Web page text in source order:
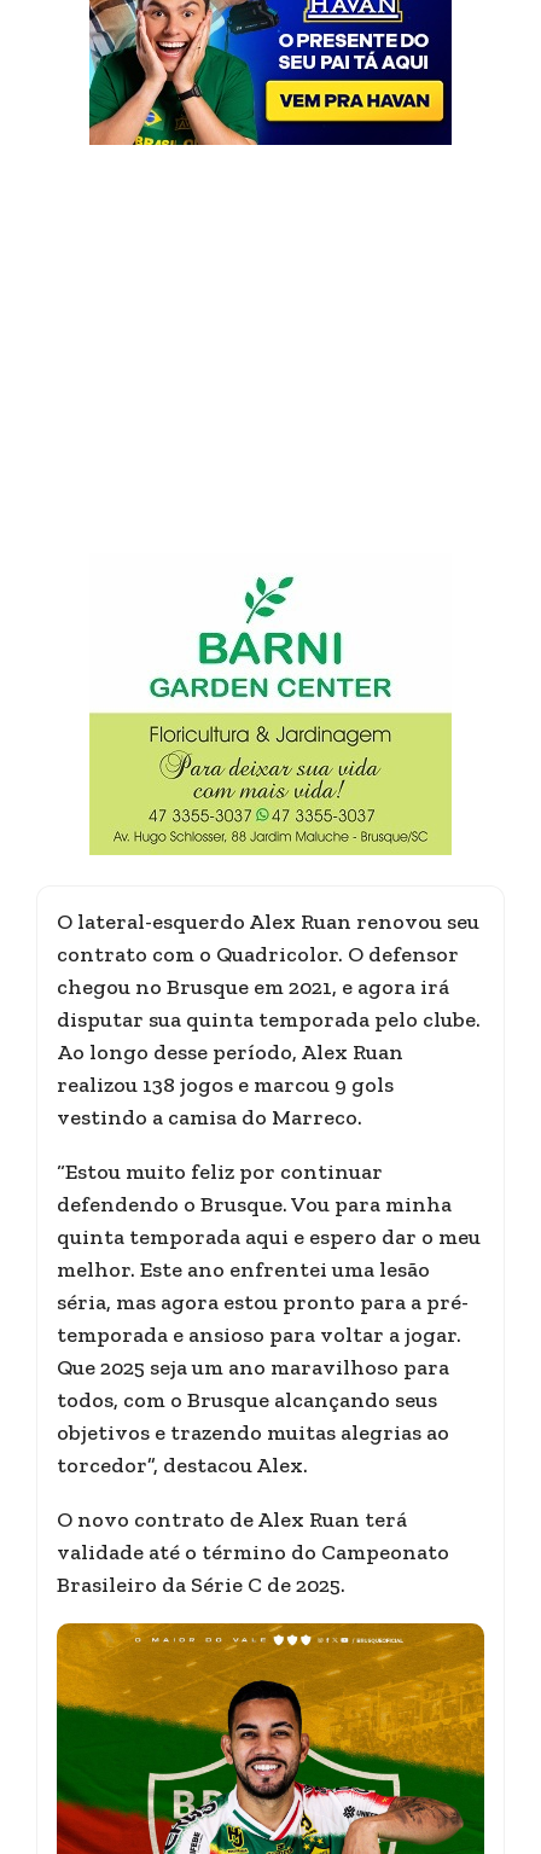
O lateral-esquerdo Alex Ruan renovou seu
contrato com o Quadricolor. O defensor
chegou no Brusque em 2021, e agora irá
disputar sua quinta temporada pelo clube.
Ao longo desse período, Alex Ruan
realizou 138 jogos e marcou 9 gols
vestindo a camisa do Marreco.
“Estou muito feliz por continuar
defendendo o Brusque. Vou para minha
quinta temporada aqui e espero dar o meu
melhor. Este ano enfrentei uma lesão
séria, mas agora estou pronto para a pré-
temporada e ansioso para voltar a jogar.
Que 2025 seja um ano maravilhoso para
todos, com o Brusque alcançando seus
objetivos e trazendo muitas alegrias ao
torcedor”, destacou Alex.
O novo contrato de Alex Ruan terá
validade até o término do Campeonato
Brasileiro da Série C de 2025.